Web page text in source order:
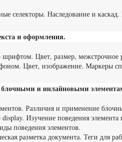
селекторы. Наследование и
и оформления.
шрифтом. Цвет, размер, межстрочное
Цвет, изображение. Маркеры
блочными и инлайновыми
Различия и применение
display. Изучение поведения
поведения элементов.
разметка документа. Теги для